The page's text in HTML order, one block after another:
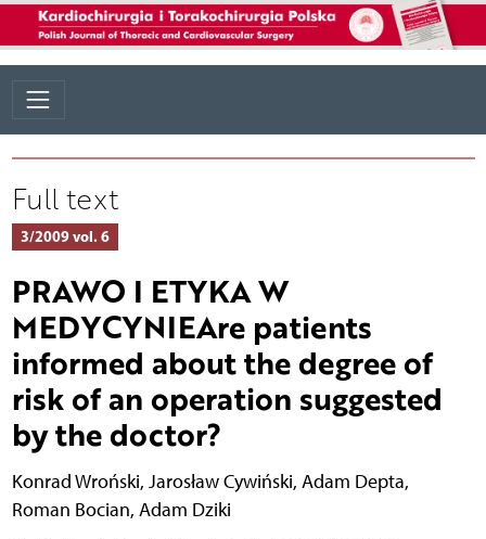
Full text
3/2009 vol. 6
PRAWO I ETYKA W
MEDYCYNIEAre patients
informed about the degree of
risk of an operation suggested
by the doctor?
Konrad Wroński, Jarosław Cywiński, Adam Depta,
Roman Bocian, Adam Dziki